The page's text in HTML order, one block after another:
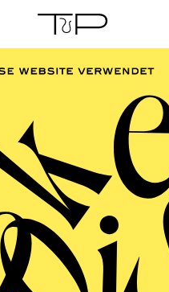
springen Zum Footer